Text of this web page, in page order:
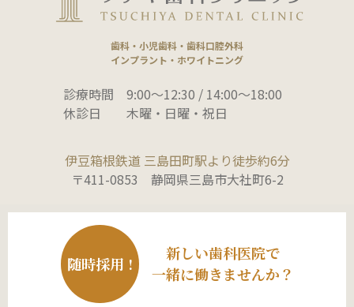
歯科・小児歯科・歯科口腔外科
インプラント・ホワイトニング
診療時間
9:00～12:30 / 14:00～18:00
休診日
木曜・日曜・祝日
伊豆箱根鉄道 三島田町駅より徒歩約6分
〒411-0853 静岡県三島市大社町6-2
随時採用 !
新しい歯科医院で
一緒に働きませんか？